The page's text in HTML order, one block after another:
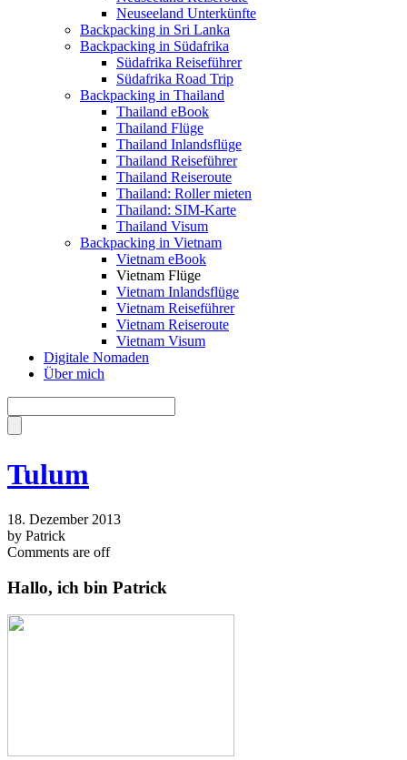
Neuseeland Unterkünfte
Backpacking in Sri Lanka
Backpacking in Südafrika
Südafrika Reiseführer
Südafrika Road Trip
Backpacking in Thailand
Thailand eBook
Thailand Flüge
Thailand Inlandsflüge
Thailand Reiseführer
Thailand Reiseroute
Thailand: Roller mieten
Thailand: SIM-Karte
Thailand Visum
Backpacking in Vietnam
Vietnam eBook
Vietnam Flüge
Vietnam Inlandsflüge
Vietnam Reiseführer
Vietnam Reiseroute
Vietnam Visum
Digitale Nomaden
Über mich
Tulum
18. Dezember 2013
by Patrick
Comments are off
Hallo, ich bin Patrick